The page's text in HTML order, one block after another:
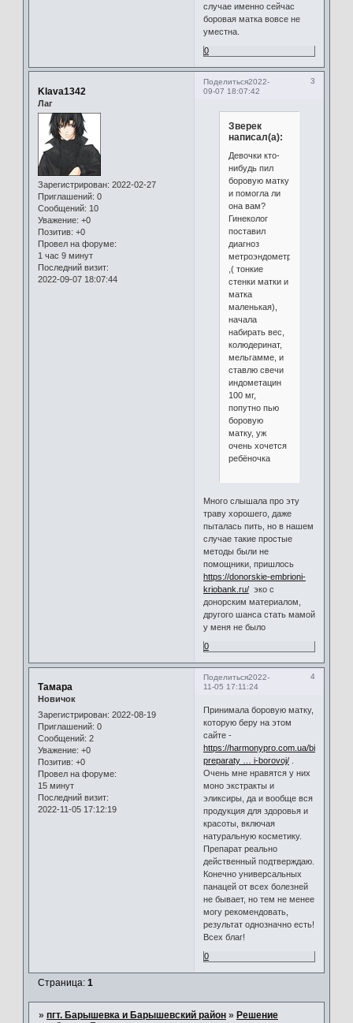
случае именно сейчас
боровая матка вовсе не
уместна.
0
Поделиться 3
2022-
09-07 18:07:42
Klava1342
Лаг
Зарегистрирован: 2022-02-27
Приглашений: 0
Сообщений: 10
Уважение: +0
Позитив: +0
Провел на форуме:
1 час 9 минут
Последний визит:
2022-09-07 18:07:44
Зверек
написал(а):
Девочки кто-
нибудь пил
боровую матку
и помогла ли
она вам?
Гинеколог
поставил
диагноз
метроэндометрит
,( тонкие
стенки матки и
матка
маленькая),
начала
набирать вес,
колюдеринат,
мельгамме, и
ставлю свечи
индометацин
100 мг,
попутно пью
боровую
матку, уж
очень хочется
ребёночка
Много слышала про эту
траву хорошего, даже
пыталась пить, но в нашем
случае такие простые
методы были не
помощники, пришлось
https://donorskie-embrioni-
kriobank.ru/эко с
донорским материалом,
другого шанса стать мамой
у меня не было
0
Поделиться 4
2022-
11-05 17:11:24
Тамара
Новичок
Зарегистрирован: 2022-08-19
Приглашений: 0
Сообщений: 2
Уважение: +0
Позитив: +0
Провел на форуме:
15 минут
Последний визит:
2022-11-05 17:12:19
Принимала боровую матку,
которую беру на этом
сайте -
https://harmonypro.com.ua/bio-
preparaty … i-borovoj/.
Очень мне нравятся у них
моно экстракты и
эликсиры, да и вообще вся
продукция для здоровья и
красоты, включая
натуральную косметику.
Препарат реально
действенный подтверждаю.
Конечно универсальных
панацей от всех болезней
не бывает, но тем не менее
могу рекомендовать,
результат однозначно есть!
Всех благ!
0
Страница: 1
» пгт. Барышевка и Барышевский район » Решение